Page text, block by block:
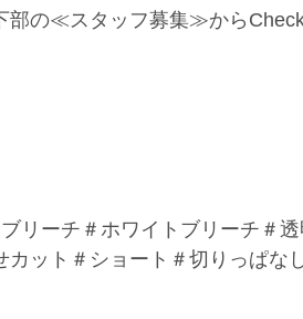
部の≪スタッフ募集≫から
リーチ＃ホワイトブリーチ＃
ット＃ショート＃切りっぱな